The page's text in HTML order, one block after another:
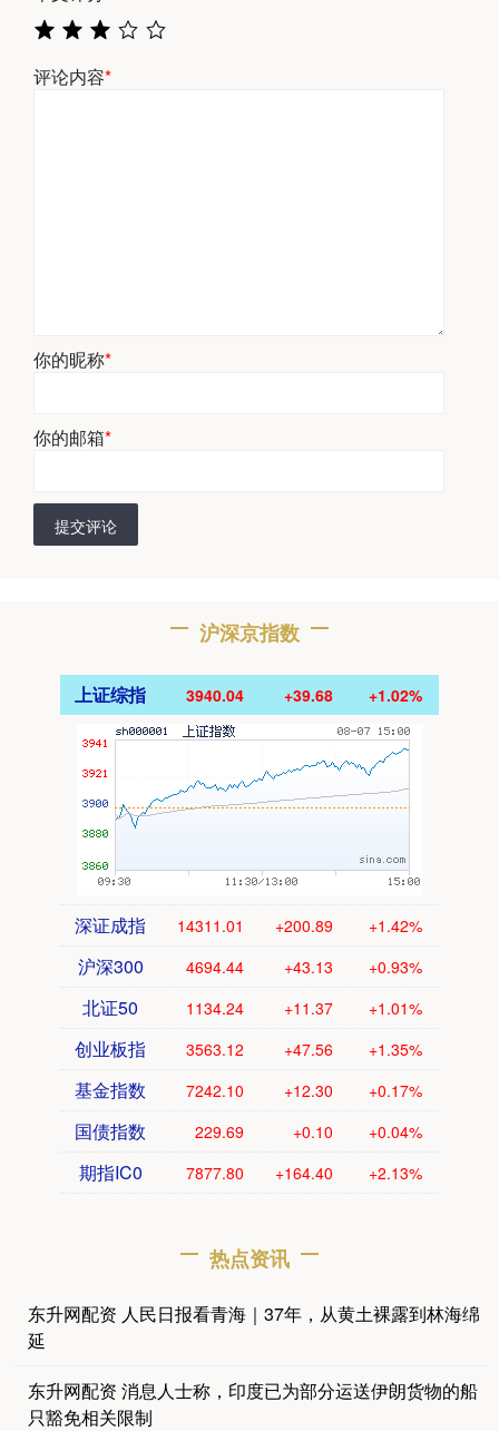
评论内容*
你的昵称*
你的邮箱*
提交评论
沪深京指数
上证综指 3940.04 +39.68 +1.02%
深证成指 14311.01 +200.89 +1.42%
沪深300 4694.44 +43.13 +0.93%
北证50 1134.24 +11.37 +1.01%
创业板指 3563.12 +47.56 +1.35%
基金指数 7242.10 +12.30 +0.17%
国债指数 229.69 +0.10 +0.04%
期指IC0 7877.80 +164.40 +2.13%
热点资讯
东升网配资 人民日报看青海｜37年，从黄土裸露到林海绵
延
东升网配资 消息人士称，印度已为部分运送伊朗货物的船
只豁免相关限制